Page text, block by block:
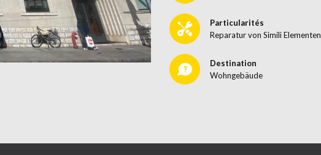
Particularités
Reparatur von Simili Elementen
Destination
Wohngebäude